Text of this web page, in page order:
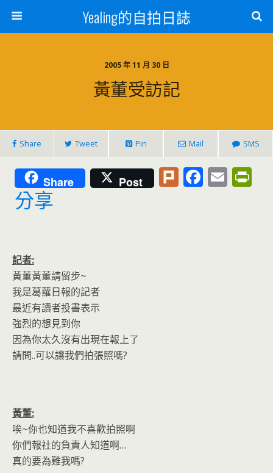
Yealing的自拍日誌
2005 年 11 月 30 日
黃董受訪記
Share Tweet Pin Mail SMS
Share Post Pl F E
分享
記者:
黃董黃董請留步~
我是葛蘿日報的記者
最近有讀者投書表示
強烈的想見到你
因為你太久沒有出現在報上了
請問..可以讓我們拍張照嗎?
黃董:
唉~你也知道我不喜歡拍照啊
你們報社的負責人知道啊…
真的要為難我嗎?